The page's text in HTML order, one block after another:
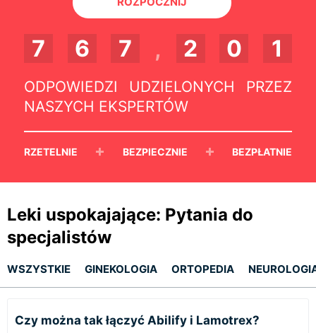
7 6 7 , 2 0 1
ODPOWIEDZI UDZIELONYCH PRZEZ
NASZYCH EKSPERTÓW
RZETELNIE + BEZPIECZNIE + BEZPŁATNIE
Leki uspokajające: Pytania do
specjalistów
WSZYSTKIE GINEKOLOGIA ORTOPEDIA
Czy można tak łączyć Abilify i Lamotrex?